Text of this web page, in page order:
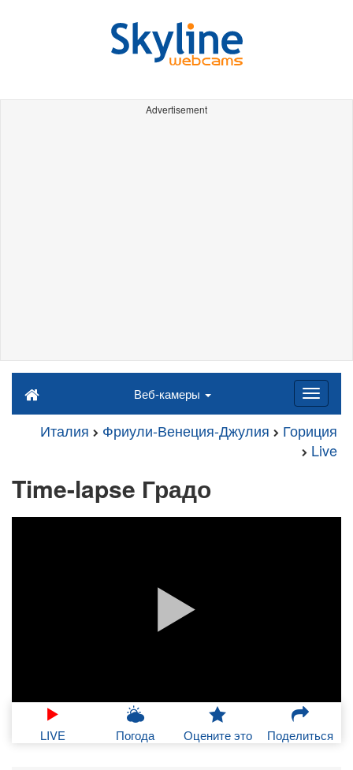
Advertisement
Веб-камеры
Италия Фриули-Венеция-Джулия
Гориция
Live
Time-lapse Градо
LIVE Погода Оцените это Поделиться